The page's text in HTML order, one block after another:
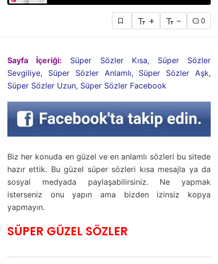
+ - 0
Sayfa İçeriği:
Süper Sözler Kısa, Süper Sözler
Sevgiliye, Süper Sözler Anlamlı, Süper Sözler Aşk,
Süper Sözler Uzun, Süper Sözler Facebook
Biz her konuda en güzel ve en anlamlı sözleri bu sitede
hazır ettik. Bu güzel süper sözleri kısa mesajla ya da
sosyal medyada paylaşabilirsiniz. Ne yapmak
isterseniz onu yapın ama bizden izinsiz kopya
yapmayın.
SÜPER GÜZEL SÖZLER